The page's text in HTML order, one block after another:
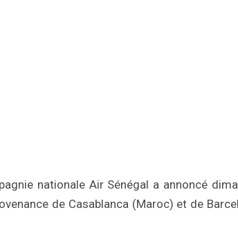
nationale Air Sénégal a annoncé
de Casablanca (Maroc) et de